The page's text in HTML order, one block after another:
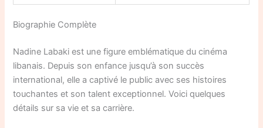
Biographie Complète
Nadine Labaki est une figure emblématique du cinéma
libanais. Depuis son enfance jusqu’à son succès
international, elle a captivé le public avec ses histoires
touchantes et son talent exceptionnel. Voici quelques
détails sur sa vie et sa carrière.